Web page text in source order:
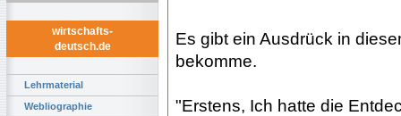
wirtschafts-
deutsch.de
Lehrmaterial
Webliographie
Es gibt ein Ausdrück in
bekomme.
"Erstens, Ich hatte die